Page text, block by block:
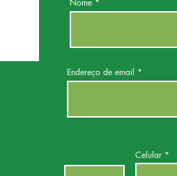
Nome
Endereço de email
Celular